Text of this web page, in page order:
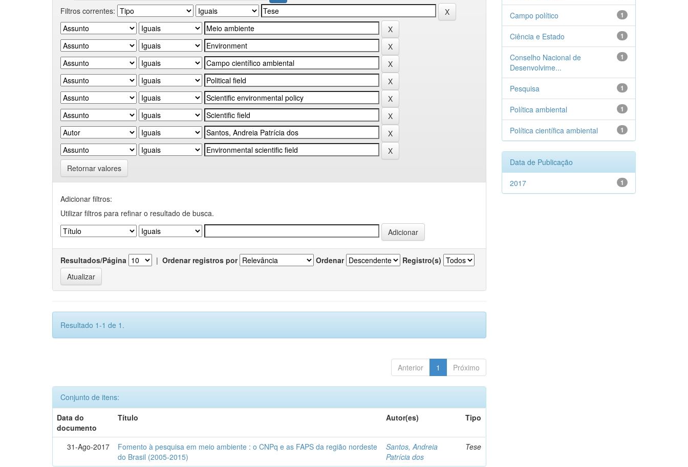
Filtros correntes:
Retornar valores
Adicionar filtros:
Utilizar filtros para refinar o resultado de busca.
Resultados/Página | Ordenar registros por Ordenar Registro(s)
Resultado 1-1 de 1.
Anterior 1 Próximo
Conjunto de itens:
Data do
documento
Título Autor(es) Tipo
31-Ago-2017
Fomento à pesquisa em meio ambiente : o CNPq e as FAPS da região nordeste
do Brasil (2005-2015)
Santos, Andreia
Patrícia dos
Tese
1
Campo político
1
Ciência e Estado
1
Conselho Nacional de
Desenvolvime...
1
Pesquisa
1
Política ambiental
1
Política científica ambiental
Data de Publicação
1
2017